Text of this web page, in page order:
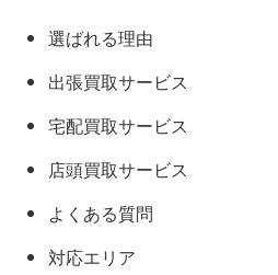
選ばれる理由
出張買取サービス
宅配買取サービス
店頭買取サービス
よくある質問
対応エリア